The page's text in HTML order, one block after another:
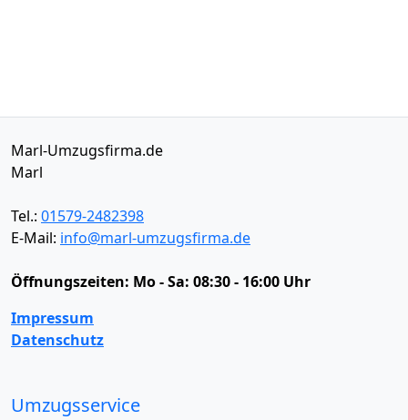
Marl-Umzugsfirma.de
Marl
Tel.: 01579-2482398
E-Mail: info@marl-umzugsfirma.de
Öffnungszeiten: Mo - Sa: 08:30 - 16:00 Uhr
Impressum
Datenschutz
Umzugsservice